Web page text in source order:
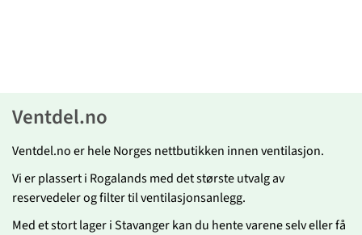
Ventdel.no
Ventdel.no er hele Norges nettbutikken innen ventilasjon.
Vi er plassert i Rogalands med det største utvalg av
reservedeler og filter til ventilasjonsanlegg.
Med et stort lager i Stavanger kan du hente varene selv eller få